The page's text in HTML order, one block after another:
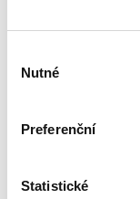
souhlasu
Nutné
Preferenční
Statistické
Co je nutno
Registrujte se
portále:
Dokončete